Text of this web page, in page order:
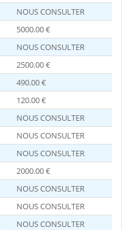
NOUS CONSULTER
5000.00 €
NOUS CONSULTER
2500.00 €
490.00 €
120.00 €
NOUS CONSULTER
NOUS CONSULTER
NOUS CONSULTER
2000.00 €
NOUS CONSULTER
NOUS CONSULTER
NOUS CONSULTER